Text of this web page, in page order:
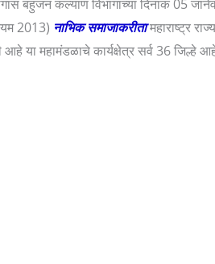
बहुजन कल्याण विभागाच्या दिनांक 05
2013) नाभिक समाजाकरीतामहाराष्ट्र
या महामंडळाचे कार्यक्षेत्र सर्व 36 जिल्हे